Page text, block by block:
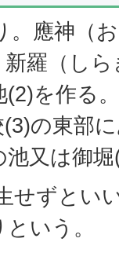
。應神（
羅（し
(2)を作る
の東部
又は御
せずとい
いう。